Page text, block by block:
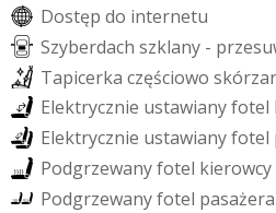
Dostęp do internetu
Szyberdach szklany - przesu
Tapicerka częściowo skórza
Elektrycznie ustawianyfotel
Elektrycznie ustawianyfotel
Podgrzewanyfotel kierowcy
Podgrzewanyfotel pasażera